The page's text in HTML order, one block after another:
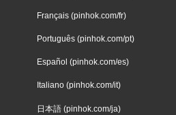
Français (pinhok.com/fr)
Português (pinhok.com/pt)
Español (pinhok.com/es)
Italiano (pinhok.com/it)
日本語 (pinhok.com/ja)